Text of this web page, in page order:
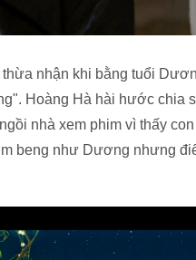
nhận khi bằng tuổi
Hoàng Hà hài hước chia
nhà xem phim vì thấy
beng như Dương nhưng